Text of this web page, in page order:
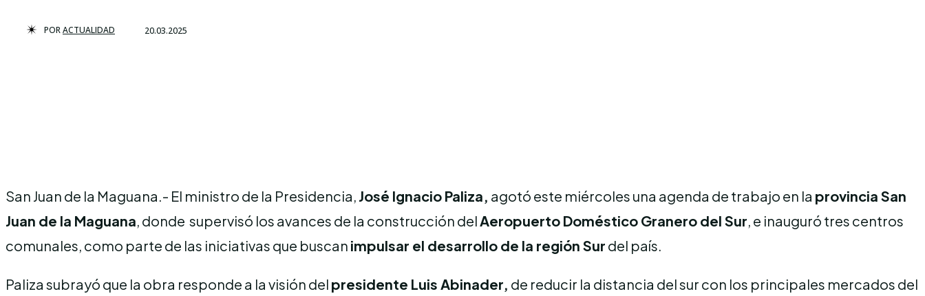
PORACTUALIDAD 20.03.2025
San Juan de la Maguana.- El ministro de la Presidencia, José Ignacio Paliza, agotó este miércoles una agenda de trabajo en la provincia San
Juan de la Maguana, donde supervisó los avances de la construcción del Aeropuerto Doméstico Granero del Sur, e inauguró tres centros
comunales, como parte de las iniciativas que buscan impulsar el desarrollo de la región Sur del país.
Paliza subrayó que la obra responde a la visión del presidente Luis Abinader, de reducir la distancia del sur con los principales mercados del